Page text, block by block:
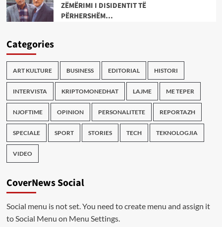
ZËMËRIMI I DISIDENTIT TË
PËRHERSHËM…
Categories
ART KULTURE BUSINESS EDITORIAL HISTORI
INTERVISTA KRIPTOMONEDHAT LAJME ME TEPER
NJOFTIME OPINION PERSONALITETE REPORTAZH
SPECIALE SPORT STORIES TECH TEKNOLOGJIA
VIDEO
CoverNews Social
Social menu is not set. You need to create menu and assign it
to Social Menu on Menu Settings.